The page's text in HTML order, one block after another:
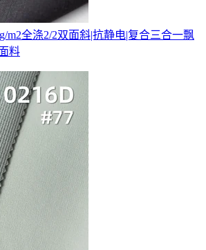
m2全涤2/2双面斜|抗静电|复合三合一飘
料